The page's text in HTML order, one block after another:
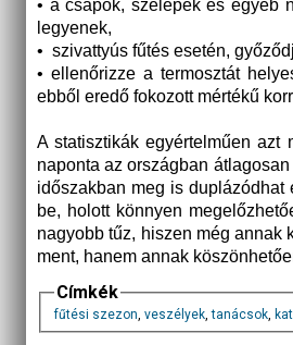
• a csapok, szelepek és egyéb
legyenek,
• szivattyús fűtés esetén,
• ellenőrizze a termosztát
ebből eredő fokozott mértékű
A statisztikák egyértelműen azt
naponta az országban
időszakban meg is duplázódhat
be, holott könnyen
nagyobb tűz, hiszen még annak
ment, hanem annak
Címkék
fűtési szezon, veszélyek,tanácsok,